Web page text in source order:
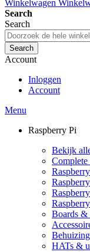
Toon prijzen
Toon prijzen
Winkelwagen
Search
Search
Search
Account
Inloggen
Account
Menu
Raspberry Pi
Bekijk
Boards &
HATs &